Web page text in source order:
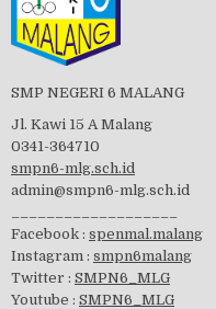
visitasi PPK 2019
SMP NEGERI 6 MALANG
Jl. Kawi 15 A Malang
0341-364710
smpn6-mlg.sch.id
admin@smpn6-mlg.sch.id
Facebook : spenmal.malang
Instagram : smpn6malang
Twitter : SMPN6_MLG
Youtube : SMPN6_MLG